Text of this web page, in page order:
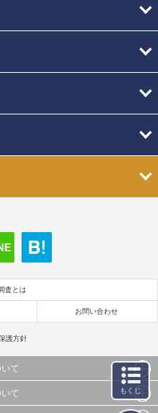
査とは
お問い合わせ
護方針
て
、画像データ等）及びこれらの配置・
て もくじ